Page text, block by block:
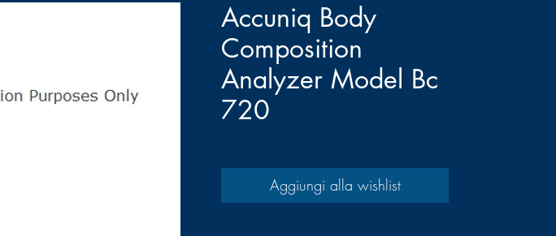
Accuniq Body
Composition
Analyzer Model Bc
720
Aggiungi alla wishlist